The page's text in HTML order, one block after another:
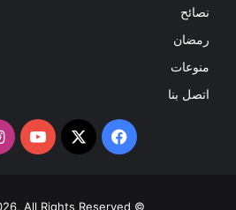
نصائح
رمضان
منوعات
اتصل بنا
فيسبوك
‫X
© Copyright 2026, All Rights Reserved